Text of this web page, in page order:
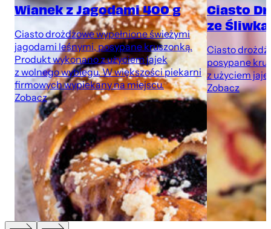
Wianek z Jagodami 400 g
Ciasto drożdżowe wypełnione świeżymi
jagodami leśnymi, posypane kruszonką.
Produkt wykonano z użyciem jajek
z wolnego wybiegu. W większości piekarni
firmowych wypiekany na miejscu.
Zobacz
Ciasto
ze
Ciasto
posypane
z użyciem
Zobacz